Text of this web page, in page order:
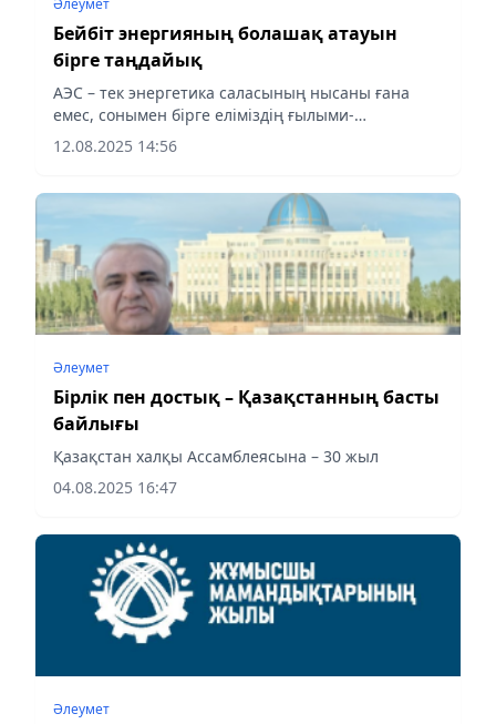
Бейбіт энергияның болашақ атауын
бірге таңдайық
АЭС – тек энергетика саласының нысаны ғана
емес, сонымен бірге еліміздің ғылыми-
техникалық прогресінің жарқын символына
айналуға тиіс. Қазіргі таңда оның атауы әлі жоқ.
12.08.2025 14:56
Әлеумет
Бірлік пен достық – Қазақстанның басты
байлығы
Қазақстан халқы Ассамблеясына – 30 жыл
04.08.2025 16:47
Әлеумет